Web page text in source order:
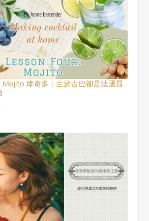
Mojito 摩奇多：生於古巴卻是法國最